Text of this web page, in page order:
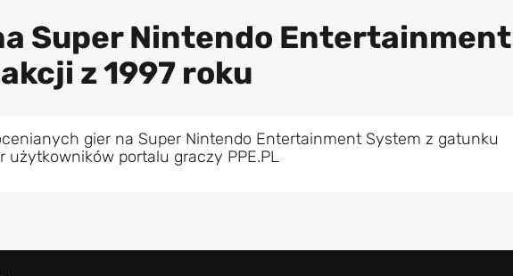
Super Nintendo Entertainment
z 1997 roku
gier na Super Nintendo Entertainment System z gatunku
użytkowników portalu graczy PPE.PL